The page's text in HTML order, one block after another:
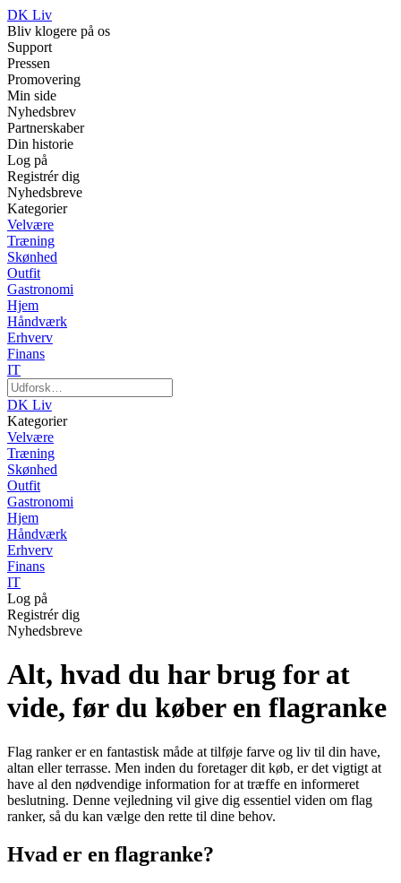
DK Liv
Bliv klogere på os
Support
Pressen
Promovering
Min side
Nyhedsbrev
Partnerskaber
Din historie
Log på
Registrér dig
Nyhedsbreve
Kategorier
Velvære
Træning
Skønhed
Outfit
Gastronomi
Hjem
Håndværk
Erhverv
Finans
IT
DK Liv
Kategorier
Velvære
Træning
Skønhed
Outfit
Gastronomi
Hjem
Håndværk
Erhverv
Finans
IT
Log på
Registrér dig
Nyhedsbreve
Alt, hvad du har brug for at
vide, før du køber en flagranke
Flag ranker er en fantastisk måde at tilføje farve og liv til din have,
altan eller terrasse. Men inden du foretager dit køb, er det vigtigt at
have al den nødvendige information for at træffe en informeret
beslutning. Denne vejledning vil give dig essentiel viden om flag
ranker, så du kan vælge den rette til dine behov.
Hvad er en flagranke?